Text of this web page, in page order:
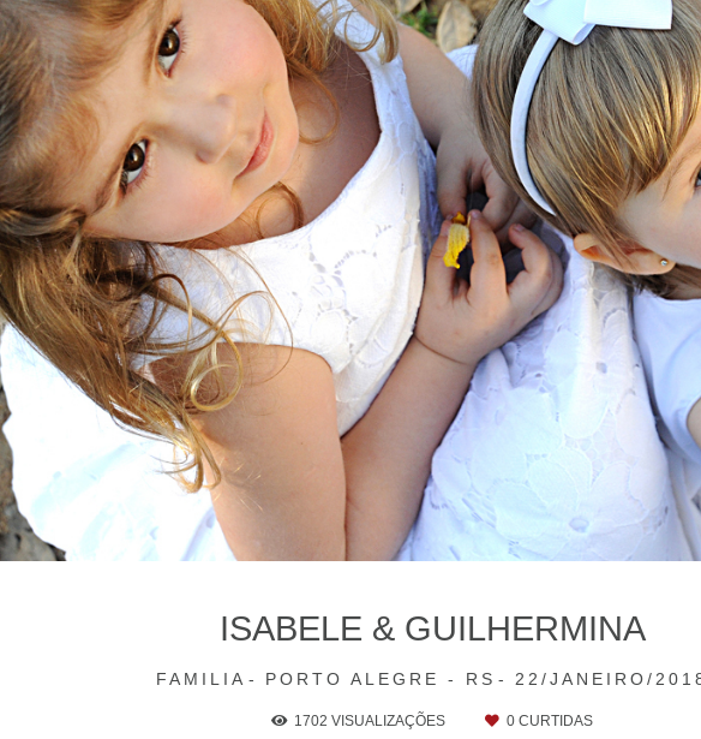
FAMILIA PORTO ALEGRE - RS 22/JANEIRO/
ISABELE & GUILHERMINA
1702 VISUALIZAÇÕES 0 CURTIDAS